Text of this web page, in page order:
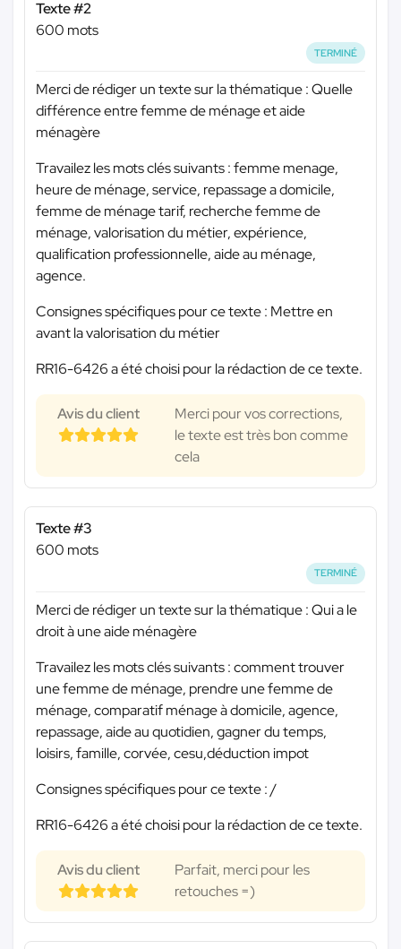
Texte #2
600 mots
TERMINÉ
Merci de rédiger un texte sur la thématique : Quelle
différence entre femme de ménage et aide
ménagère
Travailez les mots clés suivants : femme menage,
heure de ménage, service, repassage a domicile,
femme de ménage tarif, recherche femme de
ménage, valorisation du métier, expérience,
qualification professionnelle, aide au ménage,
agence.
Consignes spécifiques pour ce texte : Mettre en
avant la valorisation du métier
RR16-6426 a été choisi pour la rédaction de ce texte.
Avis du client
Merci pour vos corrections,
le texte est très bon comme
cela
Texte #3
600 mots
TERMINÉ
Merci de rédiger un texte sur la thématique : Qui a le
droit à une aide ménagère
Travailez les mots clés suivants : comment trouver
une femme de ménage, prendre une femme de
ménage, comparatif ménage à domicile, agence,
repassage, aide au quotidien, gagner du temps,
loisirs, famille, corvée, cesu,déduction impot
Consignes spécifiques pour ce texte : /
RR16-6426 a été choisi pour la rédaction de ce texte.
Avis du client
Parfait, merci pour les
retouches =)